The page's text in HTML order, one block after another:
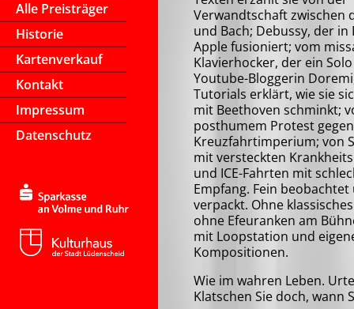
Alle Preisträger
Historie
Kartenverkauf
Kontakt
Impressum
Datenschutz
Verwandtschaft zwischen
und Bach; Debussy, der
Apple fusioniert; vom
Klavierhocker, der ein
Youtube-Bloggerin
Tutorials erklärt, wie sie
mit Beethoven schminkt;
posthumem Protest
Kreuzfahrtimperium; von
mit versteckten
und ICE-Fahrten mit
Empfang. Fein
verpackt. Ohne
ohne Efeuranken am
mit Loopstation und
Kompositionen.
Wie im wahren Leben.
Klatschen Sie doch, wann